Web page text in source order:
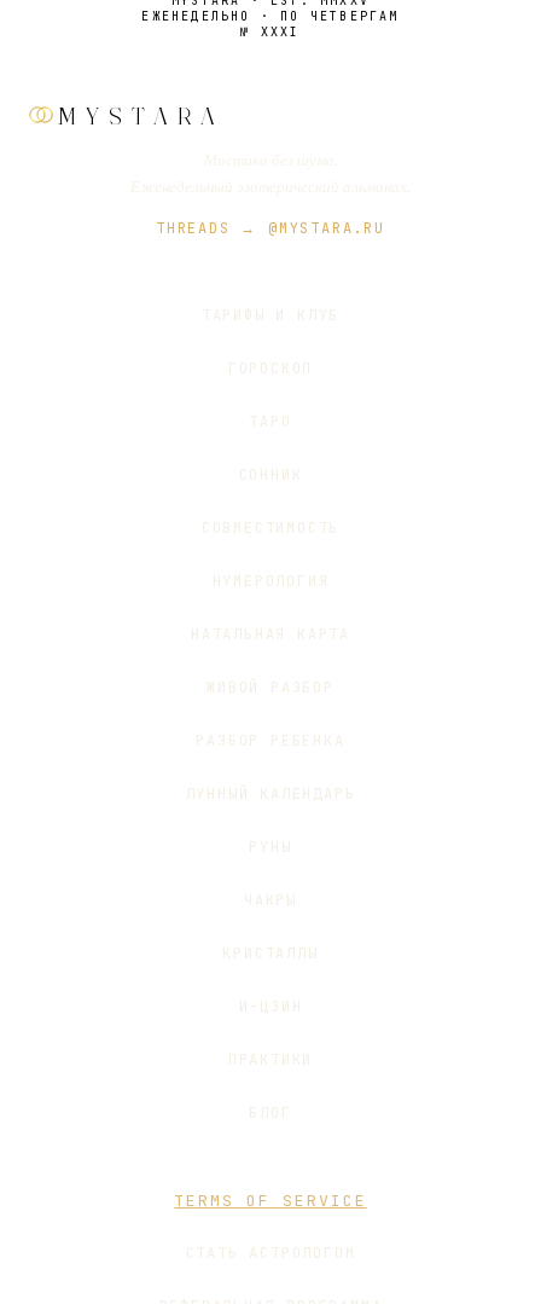
ЕЖЕНЕДЕЛЬНО · ПО ЧЕТВЕРГАМ
№ XXXI
MYSTARA
THREADS → @MYSTARA.RU
ТАРИФЫ И КЛУБ
ГОРОСКОП
ТАРО
СОННИК
СОВМЕСТИМОСТЬ
НУМЕРОЛОГИЯ
НАТАЛЬНАЯ КАРТА
ЖИВОЙ РАЗБОР
РАЗБОР РЕБЁНКА
ЛУННЫЙ КАЛЕНДАРЬ
РУНЫ
ЧАКРЫ
КРИСТАЛЛЫ
И-ЦЗИН
ПРАКТИКИ
БЛОГ
TERMS OF SERVICE
СТАТЬ АСТРОЛОГОМ